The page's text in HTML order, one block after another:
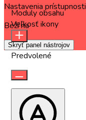
Nastavenia prístupnosti
Beží naOneTap
Skryť panel nástrojov
Moduly obsahu
Veľkosť ikony
Predvolené